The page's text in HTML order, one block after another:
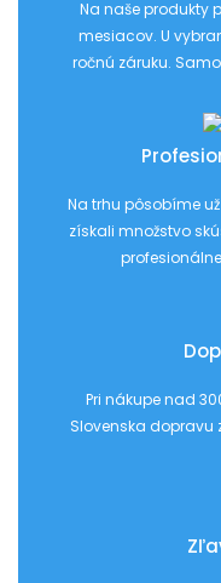
Na naše produkty
mesiacov. U
ročnú záruku.
Na trhu pôsobíme
získali množstvo
Pri nákupe nad
Slovenska